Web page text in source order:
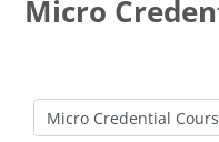
Micro
Course categories